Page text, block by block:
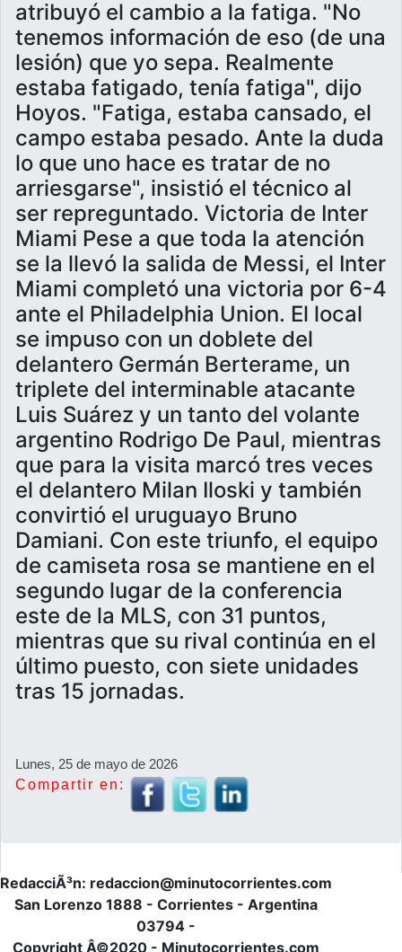
atribuyó el cambio a la fatiga. "No
tenemos información de eso (de una
lesión) que yo sepa. Realmente
estaba fatigado, tenía fatiga", dijo
Hoyos. "Fatiga, estaba cansado, el
campo estaba pesado. Ante la duda
lo que uno hace es tratar de no
arriesgarse", insistió el técnico al
ser repreguntado. Victoria de Inter
Miami Pese a que toda la atención
se la llevó la salida de Messi, el Inter
Miami completó una victoria por 6-4
ante el Philadelphia Union. El local
se impuso con un doblete del
delantero Germán Berterame, un
triplete del interminable atacante
Luis Suárez y un tanto del volante
argentino Rodrigo De Paul, mientras
que para la visita marcó tres veces
el delantero Milan Iloski y también
convirtió el uruguayo Bruno
Damiani. Con este triunfo, el equipo
de camiseta rosa se mantiene en el
segundo lugar de la conferencia
este de la MLS, con 31 puntos,
mientras que su rival continúa en el
último puesto, con siete unidades
tras 15 jornadas.
Lunes, 25 de mayo de 2026
Compartir en:
RedacciÃ³n: redaccion@minutocorrientes.com
San Lorenzo 1888 - Corrientes - Argentina
03794 -
Copyright Â©2020 - Minutocorrientes.com